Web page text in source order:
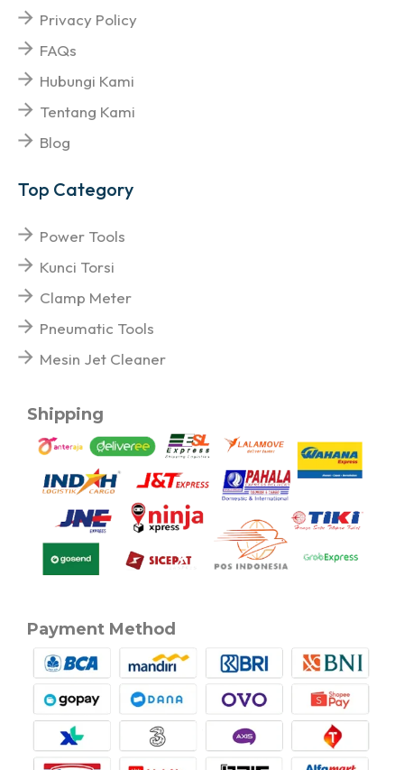
Privacy Policy
FAQs
Hubungi Kami
Tentang Kami
Blog
Top Category
Power Tools
Kunci Torsi
Clamp Meter
Pneumatic Tools
Mesin Jet Cleaner
Shipping
Payment Method